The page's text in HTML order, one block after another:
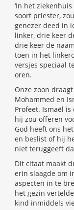
‘In het
soort priester,
genezer deed in
linker, drie keer
drie keer de
toen in het
versjes speciaal
oren.
Onze zoon
Mohammed en
Profeet. Ismaël
hij zou offeren
God heeft ons
en beslist of hij
niet teruggeeft
Dit citaat maakt
erin slaagde om
aspecten in te
het gezin
kind inmiddels